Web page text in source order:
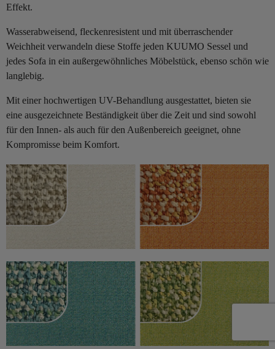
Effekt.
Wasserabweisend, fleckenresistent und mit überraschender
Weichheit verwandeln diese Stoffe jeden KUUMO Sessel und
jedes Sofa in ein außergewöhnliches Möbelstück, ebenso schön wie
langlebig.
Mit einer hochwertigen UV-Behandlung ausgestattet, bieten sie
eine ausgezeichnete Beständigkeit über die Zeit und sind sowohl
für den Innen- als auch für den Außenbereich geeignet, ohne
Kompromisse beim Komfort.